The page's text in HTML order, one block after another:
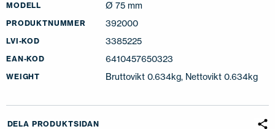
MODELL Ø 75 mm
PRODUKTNUMMER 392000
LVI-KOD 3385225
EAN-KOD 6410457650323
WEIGHT Bruttovikt 0.634kg, Nettovikt 0.634kg
DELA PRODUKTSIDAN